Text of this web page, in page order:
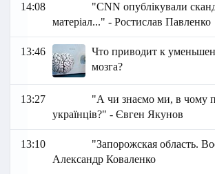
14:08
"CNN опублікували
матеріал..." - Ростислав Павленко
13:46
Что приводит к
мозга?
13:27
"А чи знаємо ми, в чому
українців?" - Євген Якунов
13:10
"Запорожская область.
Александр Коваленко